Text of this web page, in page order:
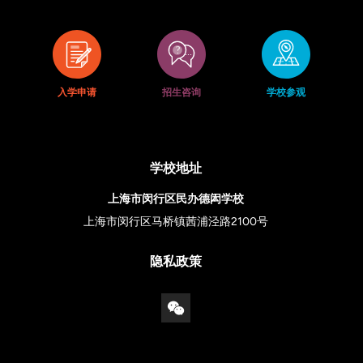
入学申请 招生咨询 学校参观
学校地址
上海市闵行区民办德闳学校
上海市闵行区马桥镇茜浦泾路2100号
隐私政策